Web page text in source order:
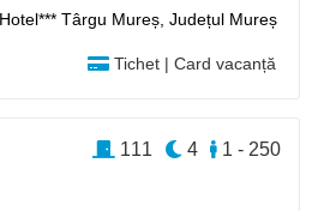
Hotel*** Târgu Mureș,Județul Mureș
Tichet | Card vacanță
1 - 250
4
111